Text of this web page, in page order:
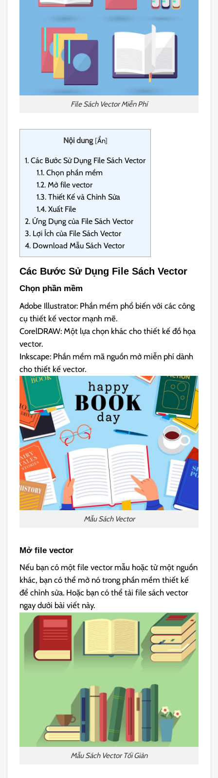
File Sách Vector Miễn Phí
Nội dung [Ẩn]
1. Các Bước Sử Dụng File Sách Vector
1.1. Chọn phần mềm
1.2. Mở file vector
1.3. Thiết Kế và Chỉnh Sửa
1.4. Xuất File
2. Ứng Dụng của File Sách Vector
3. Lợi Ích của File Sách Vector
4. Download Mẫu Sách Vector
Các Bước Sử Dụng File Sách Vector
Chọn phần mềm
Adobe Illustrator: Phần mềm phổ biến với các công
cụ thiết kế vector mạnh mẽ.
CorelDRAW: Một lựa chọn khác cho thiết kế đồ họa
vector.
Inkscape: Phần mềm mã nguồn mở miễn phí dành
cho thiết kế vector.
Mẫu Sách Vector
Mở file vector
Nếu bạn có một file vector mẫu hoặc từ một nguồn
khác, bạn có thể mở nó trong phần mềm thiết kế
để chỉnh sửa. Hoặc bạn có thể tải file sách vector
ngay dưới bài viết này.
Mẫu Sách Vector Tối Giản